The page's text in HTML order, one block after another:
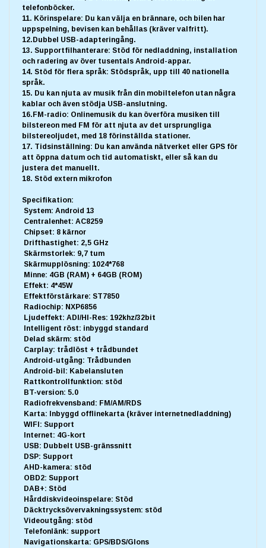
telefonböcker.
11. Körinspelare: Du kan välja en brännare, och bilen har
uppspelning, bevisen kan behållas (kräver valfritt).
12.Dubbel USB-adapteringång.
13. Supportfilhanterare: Stöd för nedladdning, installation
och radering av över tusentals Android-appar.
14. Stöd för flera språk: Stödspråk, upp till 40 nationella
språk.
15. Du kan njuta av musik från din mobiltelefon utan några
kablar och även stödja USB-anslutning.
16.FM-radio: Onlinemusik du kan överföra musiken till
bilstereon med FM för att njuta av det ursprungliga
bilstereoljudet, med 18 förinställda stationer.
17. Tidsinställning: Du kan använda nätverket eller GPS för
att öppna datum och tid automatiskt, eller så kan du
justera det manuellt.
18. Stöd extern mikrofon
Specifikation:
System: Android 13
Centralenhet: AC8259
Chipset: 8 kärnor
Drifthastighet: 2,5 GHz
Skärmstorlek: 9,7 tum
Skärmupplösning: 1024*768
Minne: 4GB (RAM) + 64GB (ROM)
Effekt: 4*45W
Effektförstärkare: ST7850
Radiochip: NXP6856
Ljudeffekt: ADI/HI-Res: 192khz/32bit
Intelligent röst: inbyggd standard
Delad skärm: stöd
Carplay: trådlöst + trådbundet
Android-utgång: Trådbunden
Android-bil: Kabelansluten
Rattkontrollfunktion: stöd
BT-version: 5.0
Radiofrekvensband: FM/AM/RDS
Karta: Inbyggd offlinekarta (kräver internetnedladdning)
WIFI: Support
Internet: 4G-kort
USB: Dubbelt USB-gränssnitt
DSP: Support
AHD-kamera: stöd
OBD2: Support
DAB+: Stöd
Hårddiskvideoinspelare: Stöd
Däcktrycksövervakningssystem: stöd
Videoutgång: stöd
Telefonlänk: support
Navigationskarta: GPS/BDS/Glons